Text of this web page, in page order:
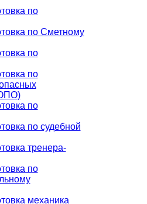
по
по Сметному
по
по
по
по судебной
тренера-
по
механика